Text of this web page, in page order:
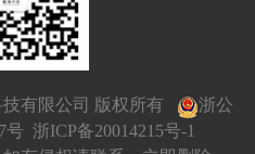
有限公司 版权所有
浙公
号 浙ICP备20014215号-1